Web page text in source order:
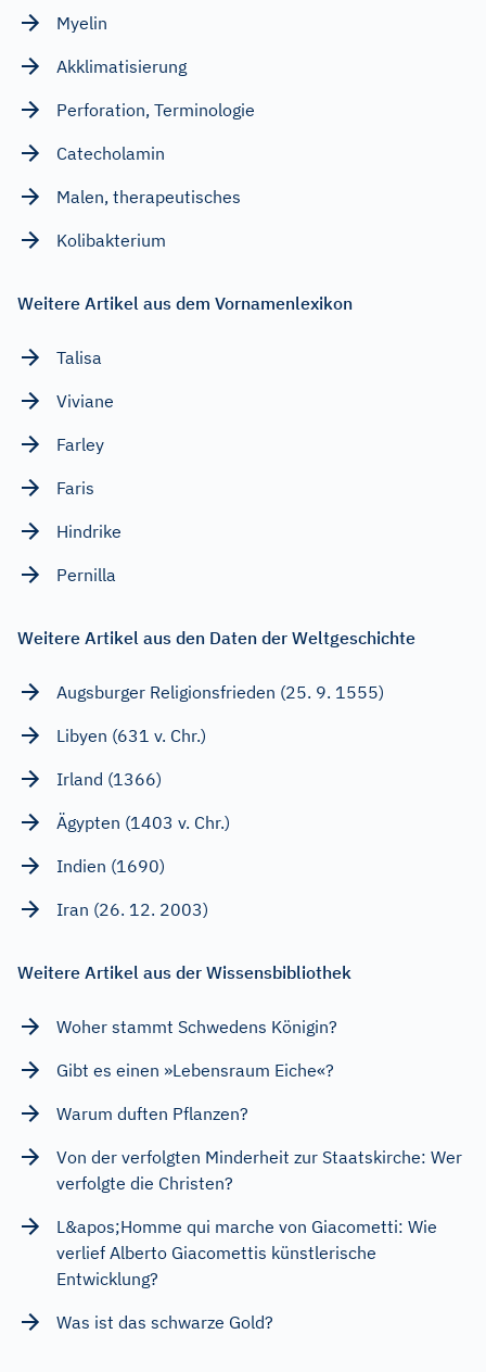
Myelin
Akklimatisierung
Perforation, Terminologie
Catecholamin
Malen, therapeutisches
Kolibakterium
Weitere Artikel aus dem Vornamenlexikon
Talisa
Viviane
Farley
Faris
Hindrike
Pernilla
Weitere Artikel aus den Daten der Weltgeschichte
Augsburger Religionsfrieden (25. 9. 1555)
Libyen (631 v. Chr.)
Irland (1366)
Ägypten (1403 v. Chr.)
Indien (1690)
Iran (26. 12. 2003)
Weitere Artikel aus der Wissensbibliothek
Woher stammt Schwedens Königin?
Gibt es einen »Lebensraum Eiche«?
Warum duften Pflanzen?
Von der verfolgten Minderheit zur Staatskirche: Wer
verfolgte die Christen?
L&apos;Homme qui marche von Giacometti: Wie
verlief Alberto Giacomettis künstlerische
Entwicklung?
Was ist das schwarze Gold?